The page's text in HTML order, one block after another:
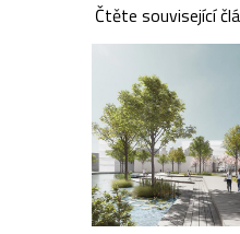
Čtěte související